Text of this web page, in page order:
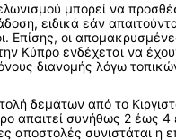
μπορεί να
ειδικά εάν
Επίσης, οι
Κύπρο ενδέχεται να
διανομής λόγω
δεμάτων από το
απαιτεί συνήθως 2 έως 4
αποστολές συνιστάται η